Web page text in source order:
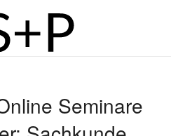
Seminare